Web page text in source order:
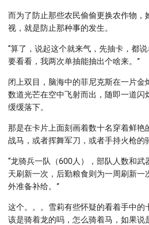
而为了防止那些农民偷偷更换农作物，
视，就是防止那种事的发生。
“算了，说起这个就来气，先抽卡，都
要看看，我两次单抽能抽出个啥来。”
闭上双目，脑海中的菲尼克斯在一片金
数道光芒在空中飞射而出，随即一道闪
缓缓落下。
那是在卡片上面刻画着数十名穿着鲜艳
战马，或者挥舞军刀，或者手持火枪的
“龙骑兵一队（600人），部队人数和武
天刷新一次，后勤粮食则为一周刷新一
外准备补给。”
这个。。。雪莉有些怀疑的看着手中的
该是骑着龙的吗，怎么骑着马，如果说